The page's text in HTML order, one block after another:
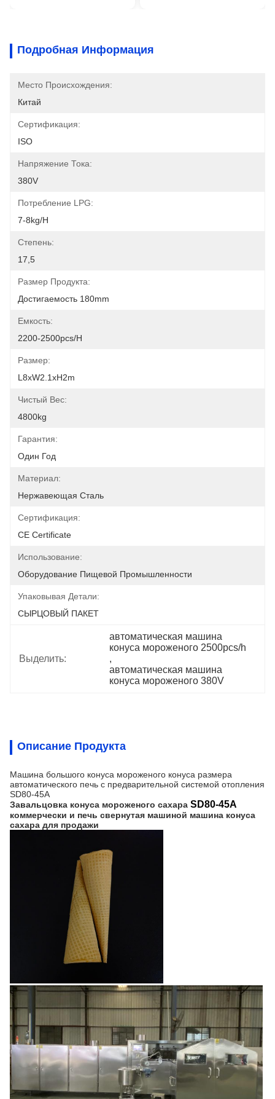
Подробная Информация
Место Происхождения:
Китай
Сертификация:
ISO
Напряжение Тока:
380V
Потребление LPG:
7-8kg/h
Степень:
17,5
Размер Продукта:
Достигаемость 180mm
Емкость:
2200-2500pcs/h
Размер:
L8xW2.1xH2m
Чистый Вес:
4800kg
Гарантия:
Один Год
Материал:
Нержавеющая Сталь
Сертификация:
CE Certificate
Использование:
Оборудование Пищевой Промышленности
Упаковывая Детали:
СЫРЦОВЫЙ ПАКЕТ
Выделить:
автоматическая машина
конуса мороженого 2500pcs/h
,
автоматическая машина
конуса мороженого 380V
Описание Продукта
Машина большого конуса мороженого конуса размера
автоматического печь с предварительной системой отопления
SD80-45A
Завальцовка конуса мороженого сахара SD80-45A
коммерчески и печь свернутая машиной машина конуса
сахара для продажи